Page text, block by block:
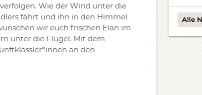
Wie der Wind unter die
fährt und ihn in den Himmel
wir euch frischen Elan im
unter die Flügel. Mit dem
an den
Alle